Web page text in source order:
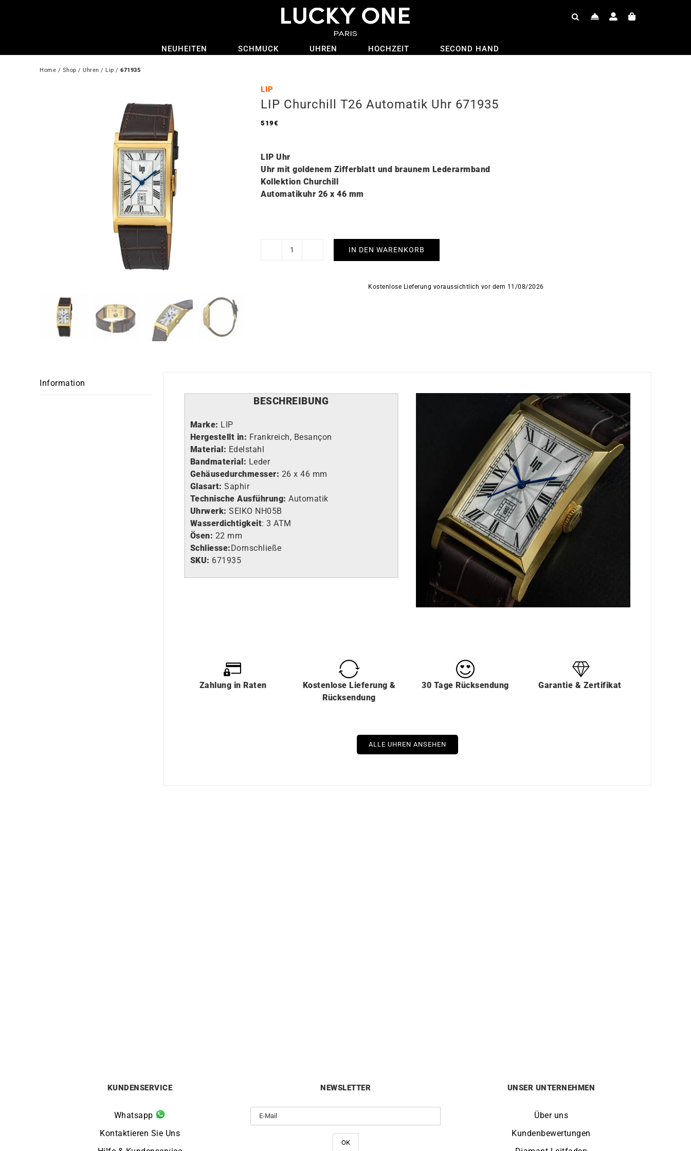
NEUHEITEN SCHMUCK UHREN HOCHZEIT SECOND HAND
Home / Shop / Uhren / Lip / 671935
LIP
LIP Churchill T26 Automatik Uhr 671935
519€
LIP Uhr
Uhr mit goldenem Zifferblatt und braunem Lederarmband
Kollektion Churchill
Automatikuhr 26 x 46 mm
LIP
IN DEN WARENKORB
Kostenlose Lieferung voraussichtlich vor dem 11/08/2026
Information
BESCHREIBUNG
Marke: LIP
Hergestellt in: Frankreich, Besançon
Material: Edelstahl
Bandmaterial: Leder
Gehäusedurchmesser: 26 x 46 mm
Glasart: Saphir
Technische Ausführung: Automatik
Uhrwerk: SEIKO NH05B
Wasserdichtigkeit: 3 ATM
Ösen: 22 mm
Schliesse:Dornschließe
SKU: 671935
Zahlung inRaten
Kostenlose Lieferung &
Rücksendung
30 Tage Rücksendung Garantie & Zertifikat
ALLE UHREN ANSEHEN
KUNDENSERVICE
Whatsapp
Kontaktieren Sie Uns
NEWSLETTER UNSER UNTERNEHMEN
Über uns
Kundenbewertungen